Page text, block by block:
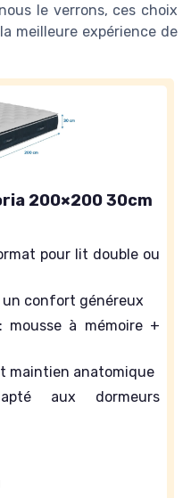
le verrons, ces choix
meilleure expérience de
200×200 30cm
pour lit double ou
un confort généreux
: mousse à mémoire +
maintien anatomique
aux dormeurs